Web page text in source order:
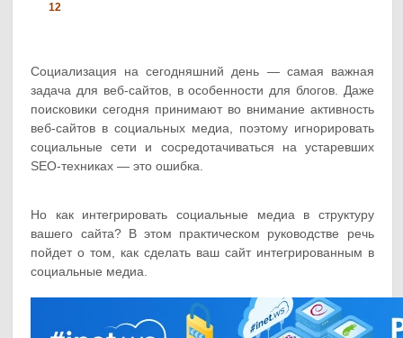
12
Социализация на сегодняшний день — самая важная
задача для веб-сайтов, в особенности для блогов. Даже
поисковики сегодня принимают во внимание активность
веб-сайтов в социальных медиа, поэтому игнорировать
социальные сети и сосредотачиваться на устаревших
SEO-техниках — это ошибка.
Но как интегрировать социальные медиа в структуру
вашего сайта? В этом практическом руководстве речь
пойдет о том, как сделать ваш сайт интегрированным в
социальные медиа.